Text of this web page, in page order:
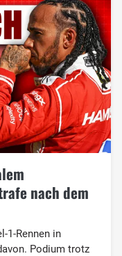
nach dem
1-Rennen in
Podium trotz